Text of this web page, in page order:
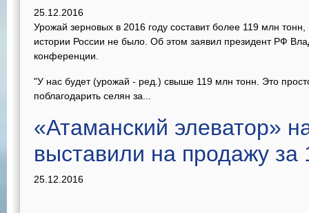
25.12.2016
Урожай зерновых в 2016 году составит более 119 млн
истории России не было. Об этом заявил президент РФ
конференции.
"У нас будет (урожай - ред.) свыше 119 млн тонн. Это
поблагодарить селян за...
«Атаманский элеватор»
выставили на продажу
25.12.2016